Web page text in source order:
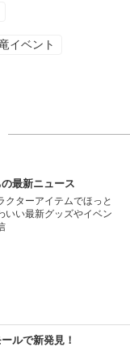
イベント
最新ニュース
クターアイテムでほっと
いい最新グッズやイベン
ルで新発見！